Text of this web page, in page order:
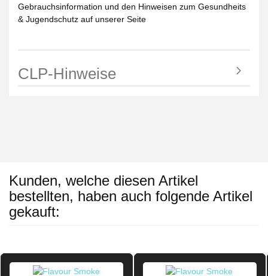
Gebrauchsinformation und den Hinweisen zum Gesundheits
& Jugendschutz auf unserer Seite
CLP-Hinweise
Kunden, welche diesen Artikel
bestellten, haben auch folgende Artikel
gekauft: